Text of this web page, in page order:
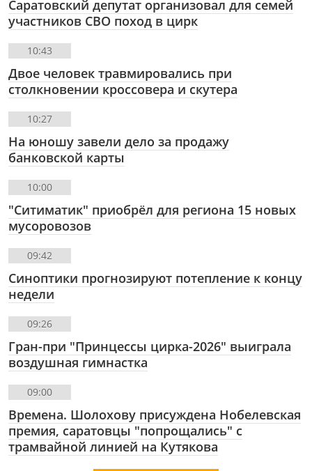
Саратовский депутат организовал для семей
участников СВО поход в цирк
10:43
Двое человек травмировались при
столкновении кроссовера и скутера
10:27
На юношу завели дело за продажу
банковской карты
10:00
"Ситиматик" приобрёл для региона 15 новых
мусоровозов
09:42
Синоптики прогнозируют потепление к концу
недели
09:26
Гран-при "Принцессы цирка-2026" выиграла
воздушная гимнастка
09:00
Времена. Шолохову присуждена Нобелевская
премия, саратовцы "попрощались" с
трамвайной линией на Кутякова